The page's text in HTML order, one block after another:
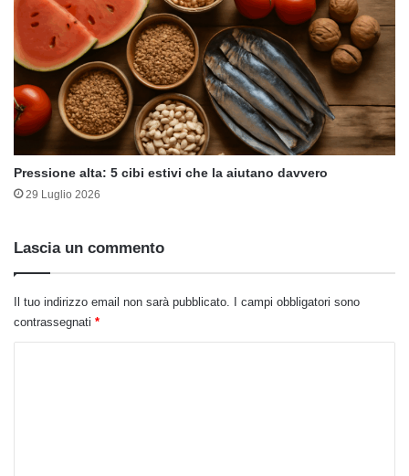
Pressione alta: 5 cibi estivi che la aiutano davvero
29 Luglio 2026
Lascia un commento
Il tuo indirizzo email non sarà pubblicato.
I campi obbligatori sono
contrassegnati *